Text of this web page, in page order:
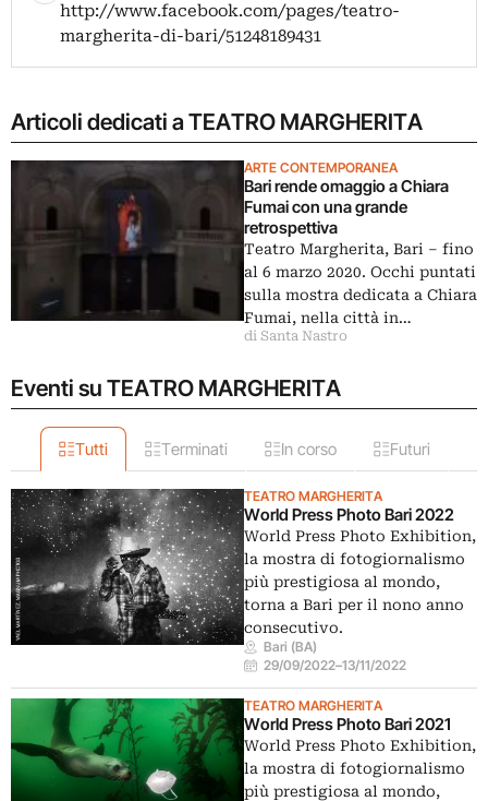
http://www.facebook.com/pages/teatro-
margherita-di-bari/51248189431
Articoli dedicati a TEATRO MARGHERITA
ARTE CONTEMPORANEA
Bari rende omaggio a Chiara
Fumai con una grande
retrospettiva
Teatro Margherita, Bari – fino
al 6 marzo 2020. Occhi puntati
sulla mostra dedicata a Chiara
Fumai, nella città in…
di Santa Nastro
Eventi su TEATRO MARGHERITA
Tutti Terminati In corso Futuri
TEATRO MARGHERITA
World Press Photo Bari 2022
World Press Photo Exhibition,
la mostra di fotogiornalismo
più prestigiosa al mondo,
torna a Bari per il nono anno
consecutivo.
Bari (BA)
29/09/2022–13/11/2022
TEATRO MARGHERITA
World Press Photo Bari 2021
World Press Photo Exhibition,
la mostra di fotogiornalismo
più prestigiosa al mondo,